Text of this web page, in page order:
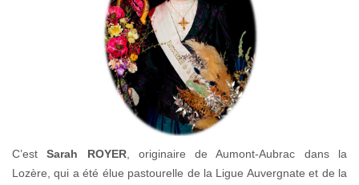
C’estSarah ROYER, originaire de Aumont-Aubrac dans la
Lozère, qui a été élue pastourelle de la Ligue Auvergnate et de la